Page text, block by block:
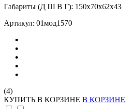
Габариты (Д Ш В Г): 150x70x62x43
Артикул: 01мод1570
(4)
КУПИТЬ В КОРЗИНЕ В КОРЗИНЕ